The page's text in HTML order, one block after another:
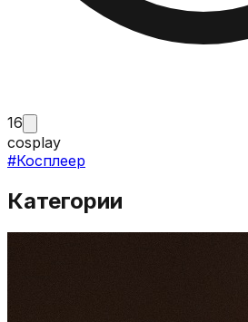
16
cosplay
#Косплеер
Категории